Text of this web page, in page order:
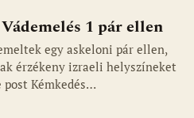
1 pár ellen
egy askeloni pár ellen,
érzékeny izraeli helyszíneket
Kémkedés…